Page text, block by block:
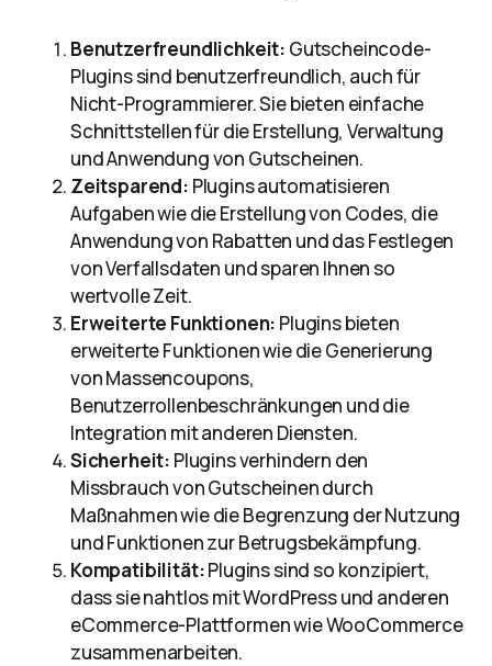
Benutzerfreundlichkeit: Gutscheincode-
Plugins sind benutzerfreundlich, auch für
Nicht-Programmierer. Sie bieten einfache
Schnittstellen für die Erstellung, Verwaltung
und Anwendung von Gutscheinen.
Zeitsparend: Plugins automatisieren
Aufgaben wie die Erstellung von Codes, die
Anwendung von Rabatten und das Festlegen
von Verfallsdaten und sparen Ihnen so
wertvolle Zeit.
Erweiterte Funktionen: Plugins bieten
erweiterte Funktionen wie die Generierung
von Massencoupons,
Benutzerrollenbeschränkungen und die
Integration mit anderen Diensten.
Sicherheit: Plugins verhindern den
Missbrauch von Gutscheinen durch
Maßnahmen wie die Begrenzung der Nutzung
und Funktionen zur Betrugsbekämpfung.
Kompatibilität:Plugins sind so konzipiert,
dass sie nahtlos mit WordPress und anderen
eCommerce-Plattformen wie WooCommerce
zusammenarbeiten.